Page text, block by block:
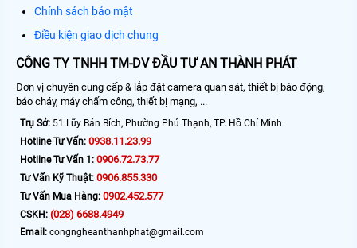
Chính sách bảo mật
Điều kiện giao dịch chung
CÔNG TY TNHH TM-DV ĐẦU TƯ AN THÀNH PHÁT
Đơn vị chuyên cung cấp & lắp đặt camera quan sát, thiết bị báo động,
báo cháy, máy chấm công, thiết bị mạng, ...
Trụ Sở: 51 Lũy Bán Bích, Phường Phú Thạnh, TP. Hồ Chí Minh
Hotline Tư Vấn: 0938.11.23.99
Hotline Tư Vấn 1: 0906.72.73.77
Tư Vấn Kỹ Thuật: 0906.855.330
Tư Vấn Mua Hàng: 0902.452.577
CSKH: (028) 6688.4949
Email: congngheanthanhphat@gmail.com